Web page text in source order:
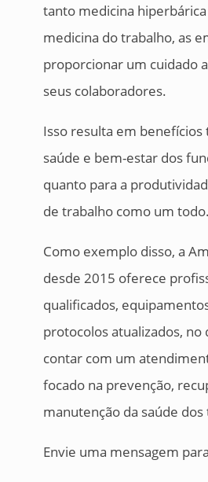
tanto medicina
medicina do trabalho, as
proporcionar um cuidado
seus colaboradores.
Isso resulta em benefícios
saúde e bem-estar dos
quanto para a
de trabalho como um todo.
Como exemplo disso, a
desde 2015 oferece
qualificados,
protocolos atualizados, no
contar com um
focado na prevenção,
manutenção da saúde
Envie uma mensagem